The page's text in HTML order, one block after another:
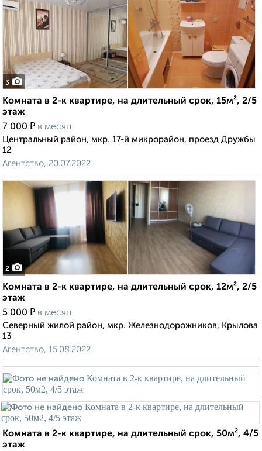
3
Комната в 2-к квартире, на длительный срок, 15м², 2/5
этаж
7 000 ₽ в месяц
Центральный район, мкр. 17-й микрорайон, проезд Дружбы
12
Агентство, 20.07.2022
2
Комната в 2-к квартире, на длительный срок, 12м², 2/5
этаж
5 000 ₽ в месяц
Северный жилой район, мкр. Железнодорожников, Крылова
13
Агентство, 15.08.2022
Комната в 2-к квартире, на длительный срок, 50м², 4/5
этаж